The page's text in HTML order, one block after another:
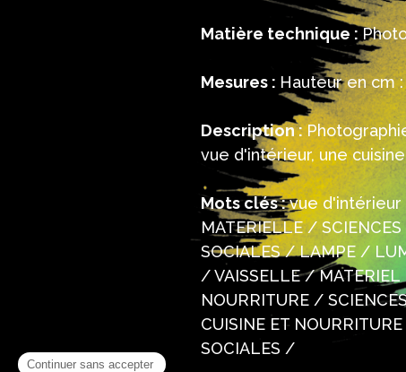
Matière technique :
Mesures : Hauteur en cm
Description :
vue d'intérieur, une
Mots clés :vue d'intérieur
MATERIELLE /
SOCIALES / LAMPE /
/ VAISSELLE / MATERIEL
NOURRITURE /
CUISINE ET
SOCIALES /